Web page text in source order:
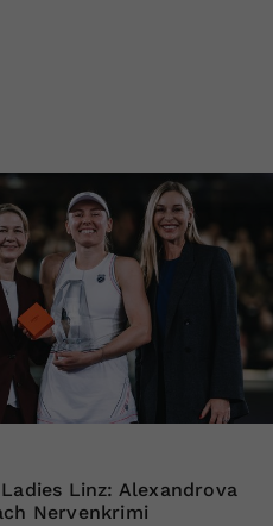
Linz: Alexandrova
Nervenkrimi